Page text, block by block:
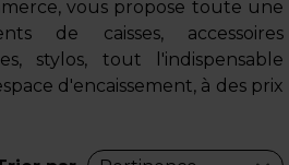
vous propose toute une
de caisses, accessoires
stylos, tout l'indispensable
d'encaissement, à des prix